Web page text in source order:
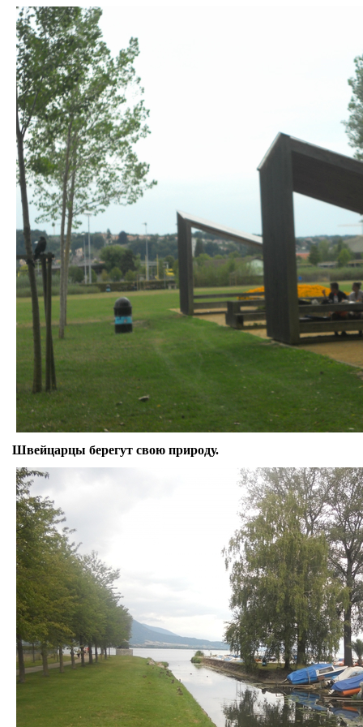
Швейцарцы берегут свою природу.